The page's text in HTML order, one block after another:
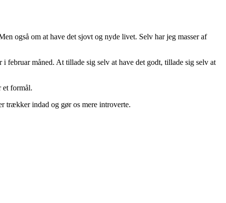
også om at have det sjovt og nyde livet. Selv har jeg masser af
februar måned. At tillade sig selv at have det godt, tillade sig selv at
et formål.
trækker indad og gør os mere introverte.